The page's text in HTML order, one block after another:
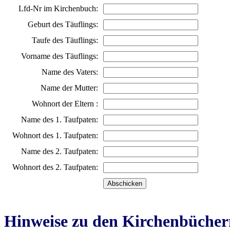
Lfd-Nr im Kirchenbuch:
Geburt des Täuflings:
Taufe des Täuflings:
Vorname des Täuflings:
Name des Vaters:
Name der Mutter:
Wohnort der Eltern :
Name des 1. Taufpaten:
Wohnort des 1. Taufpaten:
Name des 2. Taufpaten:
Wohnort des 2. Taufpaten:
Hinweise zu den